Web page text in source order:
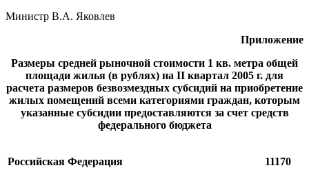
Министр В.А. Яковлев
Приложение
Размеры средней рыночной стоимости 1 кв. метра общей
площади жилья (в рублях) на II квартал 2005 г. для
расчета размеров безвозмездных субсидий на приобретение
жилых помещений всеми категориями граждан, которым
указанные субсидии предоставляются за счет средств
федерального бюджета
Российская Федерация 11170